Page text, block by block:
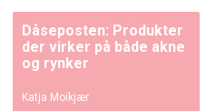
Dåseposten: Produkter
der virker på både akne
og rynker
Katja Moikjær